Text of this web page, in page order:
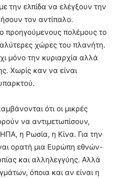
την ελπίδα να ελέγξουν την
τον αντίπαλο.
προηγούμενους πολέμους το
χώρες του πλανήτη.
μόνο την κυριαρχία αλλά
Χωρίς καν να είναι
ότι οι μικρές
να αντιμετωπίσουν,
η Ρωσία, η Κίνα. Για την
ορατή μια Ευρώπη εθνών-
και αλληλεγγύης. Αλλά
όποια και αν είναι η